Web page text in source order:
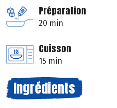
Préparation
20 min
Cuisson
15 min
Ingrédients